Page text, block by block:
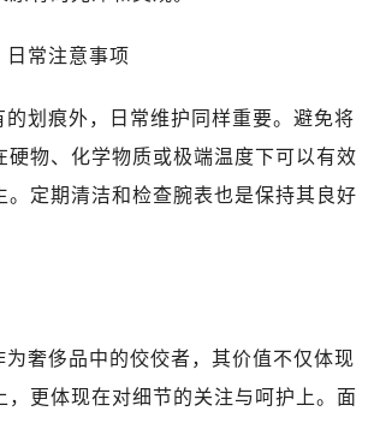
日常注意事项
的划痕外，日常维护同样重要。避免将
硬物、化学物质或极端温度下可以有效
。定期清洁和检查腕表也是保持其良好
为奢侈品中的佼佼者，其价值不仅体现
，更体现在对细节的关注与呵护上。面